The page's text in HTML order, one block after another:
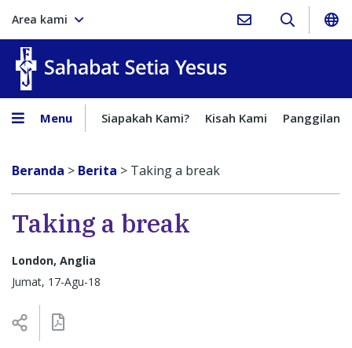
Area kami
Menu Siapakah Kami? Kisah Kami Panggilan
Beranda > Berita > Taking a break
Taking a break
London, Anglia
Jumat, 17-Agu-18